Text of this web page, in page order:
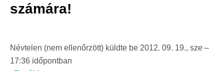
számára!
Névtelen (nem ellenőrzött) küldte be 2012. 09. 19., sze –
17:36 időpontban